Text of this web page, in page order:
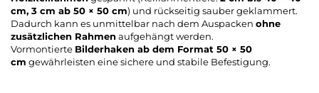
cm, 3 cm ab 50 × 50 cm) und rückseitig sauber geklammert.
Dadurch kann es unmittelbar nach dem Auspacken ohne
zusätzlichen Rahmenaufgehängt werden.
Vormontierte Bilderhaken ab dem Format 50 × 50
cm gewährleisten eine sichere und stabile Befestigung.